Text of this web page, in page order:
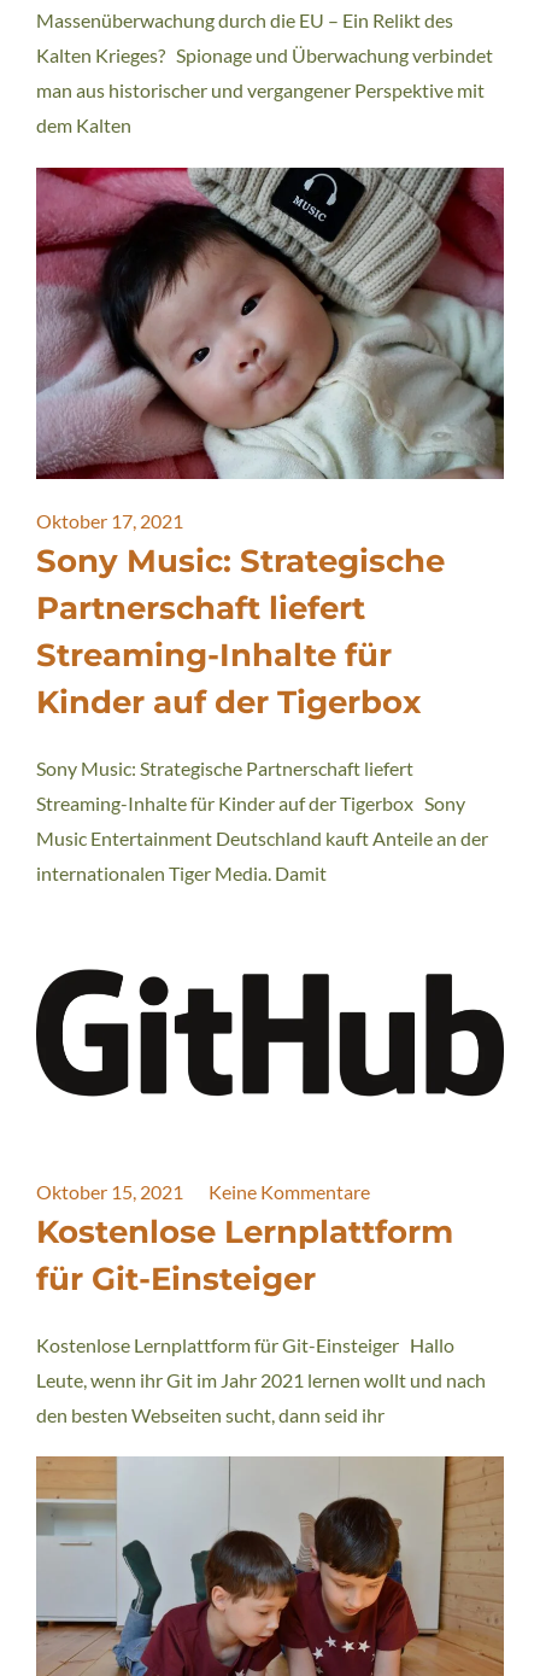
Massenüberwachung durch die EU – Ein Relikt des
Kalten Krieges? Spionage und Überwachung verbindet
man aus historischer und vergangener Perspektive mit
dem Kalten
Oktober 17, 2021
Sony Music: Strategische
Partnerschaft liefert
Streaming-Inhalte für
Kinder auf der Tigerbox
Sony Music: Strategische Partnerschaft liefert
Streaming-Inhalte für Kinder auf der Tigerbox Sony
Music Entertainment Deutschland kauft Anteile an der
internationalen Tiger Media. Damit
Oktober 15, 2021 Keine Kommentare
Kostenlose Lernplattform
für Git-Einsteiger
Kostenlose Lernplattform für Git-Einsteiger Hallo
Leute, wenn ihr Git im Jahr 2021 lernen wollt und nach
den besten Webseiten sucht, dann seid ihr